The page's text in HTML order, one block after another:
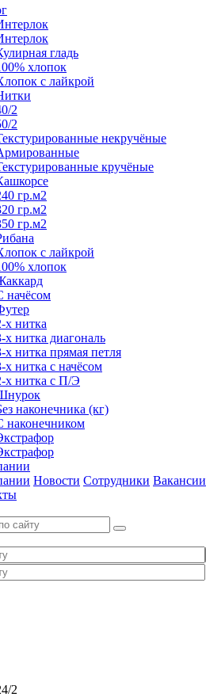
гладь
хлопок
с лайкрой
2
2
некручёные
кручёные
гр.м2
гр.м2
гр.м2
с лайкрой
хлопок
начёсом
х нитка
х нитка диагональ
х нитка прямая петля
х нитка с начёсом
х нитка с П/Э
наконечника (кг)
наконечником
Новости Сотрудники Вакансии
2